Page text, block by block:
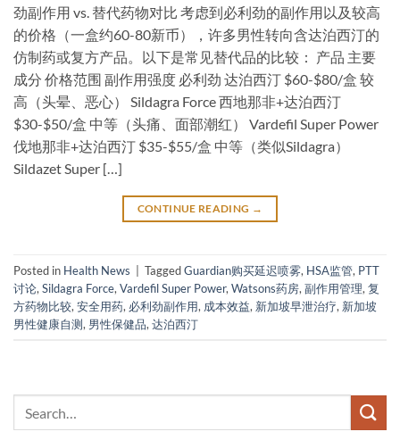
劲副作用 vs. 替代药物对比 考虑到必利劲的副作用以及较高
的价格（一盒约60-80新币），许多男性转向含达泊西汀的
仿制药或复方产品。以下是常见替代品的比较： 产品 主要
成分 价格范围 副作用强度 必利劲 达泊西汀 $60-$80/盒 较
高（头晕、恶心） Sildagra Force 西地那非+达泊西汀
$30-$50/盒 中等（头痛、面部潮红） Vardefil Super Power
伐地那非+达泊西汀 $35-$55/盒 中等（类似Sildagra）
Sildazet Super […]
CONTINUE READING →
Posted in Health News TaggedGuardian购买延迟喷雾, HSA监管, PTT
讨论, Sildagra Force, Vardefil Super Power, Watsons药房, 副作用管理, 复
方药物比较, 安全用药, 必利劲副作用, 成本效益, 新加坡早泄治疗, 新加坡
男性健康自测, 男性保健品, 达泊西汀